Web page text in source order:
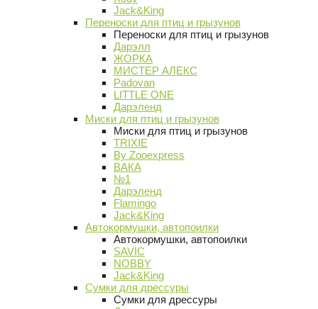
Jack&King
Переноски для птиц и грызунов
Переноски для птиц и грызунов
Дарэлл
ЖОРКА
МИСТЕР АЛЕКС
Padovan
LITTLE ONE
Дарэленд
Миски для птиц и грызунов
Миски для птиц и грызунов
TRIXIE
By Zooexpress
ВАКА
№1
Дарэленд
Flamingo
Jack&King
Автокормушки, автопоилки
Автокормушки, автопоилки
SAVIC
NOBBY
Jack&King
Сумки для дрессуры
Сумки для дрессуры